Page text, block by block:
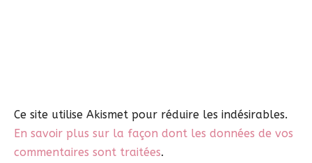
Ce site utilise Akismet pour réduire les indésirables.
En savoir plus sur la façon dont les données de vos
commentaires sont traitées.